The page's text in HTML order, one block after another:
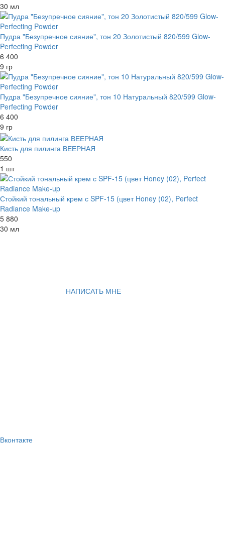
30 мл
Пудра "Безупречное сияние", тон 20 Золотистый 820/599 Glow-
Perfecting Powder
6 400
9 гр
Пудра "Безупречное сияние", тон 10 Натуральный 820/599 Glow-
Perfecting Powder
6 400
9 гр
Кисть для пилинга ВЕЕРНАЯ
550
1 шт
Стойкий тональный крем с SPF-15 (цвет Honey (02), Perfect
Radiance Make-up
5 880
30 мл
НАПИСАТЬ МНЕ
Вконтакте